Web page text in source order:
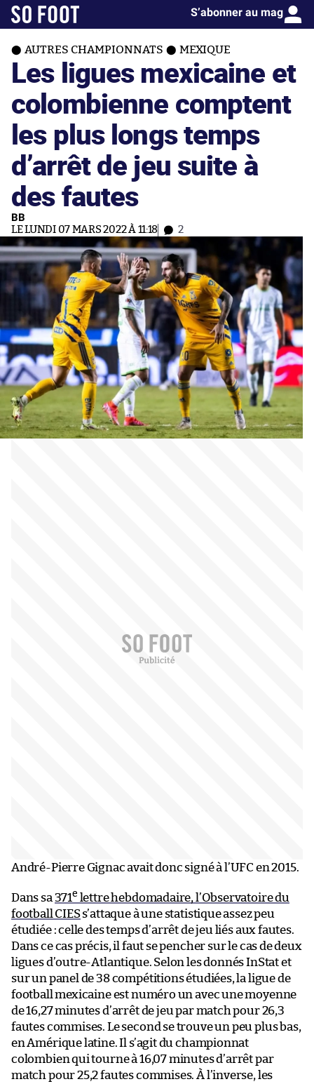
S’abonner au mag
AUTRES CHAMPIONNATS MEXIQUE
Les ligues mexicaine et
colombienne comptent
les plus longs temps
d’arrêt de jeu suite à
des fautes
BB
LE LUNDI 07 MARS 2022 À 11:18 2
André-Pierre Gignac avait donc signé à l’UFC en 2015.
Dans sa 371e lettre hebdomadaire, l’Observatoire du
football CIESs’attaque à une statistique assez peu
étudiée : celle des temps d’arrêt de jeu liés aux fautes.
Dans ce cas précis, il faut se pencher sur le cas de deux
ligues d’outre-Atlantique. Selon les donnés InStat et
sur un panel de 38 compétitions étudiées, la ligue de
football mexicaine est numéro un avec une moyenne
de 16,27 minutes d’arrêt de jeu par match pour 26,3
fautes commises. Le second se trouve un peu plus bas,
en Amérique latine. Il s’agit du championnat
colombien qui tourne à 16,07 minutes d’arrêt par
match pour 25,2 fautes commises. À l’inverse, les